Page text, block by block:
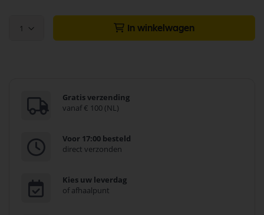
1 In winkelwagen
Gratis verzending
vanaf € 100 (NL)
Voor 17:00 besteld
direct verzonden
Kies uw leverdag
of afhaalpunt